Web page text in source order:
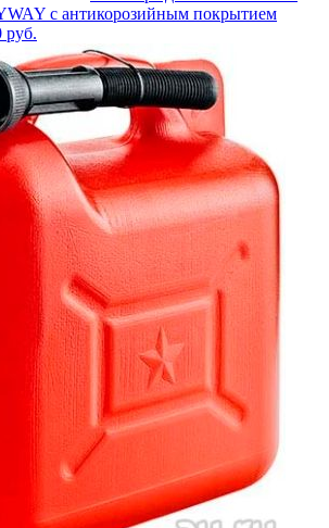
с антикорозийным покрытием
руб.